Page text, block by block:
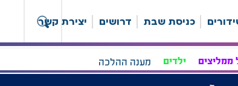
כניסת שבת דרושים יצירת קשר
ממליצים ילדים מענה ההלכה